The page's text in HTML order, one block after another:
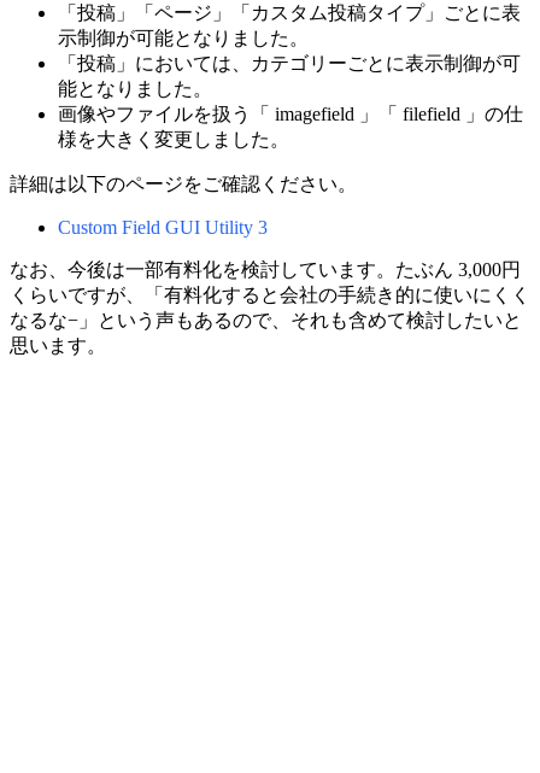
「投稿」「ページ」「カスタム投稿タイプ」ごとに表
示制御が可能となりました。
「投稿」においては、カテゴリーごとに表示制御が可
能となりました。
画像やファイルを扱う「 imagefield 」「 filefield 」の仕
様を大きく変更しました。
詳細は以下のページをご確認ください。
Custom Field GUI Utility 3
なお、今後は一部有料化を検討しています。たぶん 3,000円
くらいですが、「有料化すると会社の手続き的に使いにくく
なるな−」という声もあるので、それも含めて検討したいと
思います。